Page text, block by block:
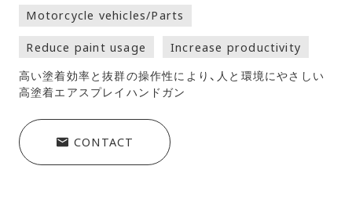
Motorcycle vehicles/Parts
Reduce paint usage
Increase productivity
高い塗着効率と抜群の操作性により、人と環境にやさしい
高塗着エアスプレイハンドガン
CONTACT